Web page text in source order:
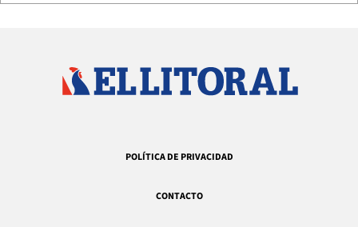
POLÍTICA DE PRIVACIDAD
CONTACTO